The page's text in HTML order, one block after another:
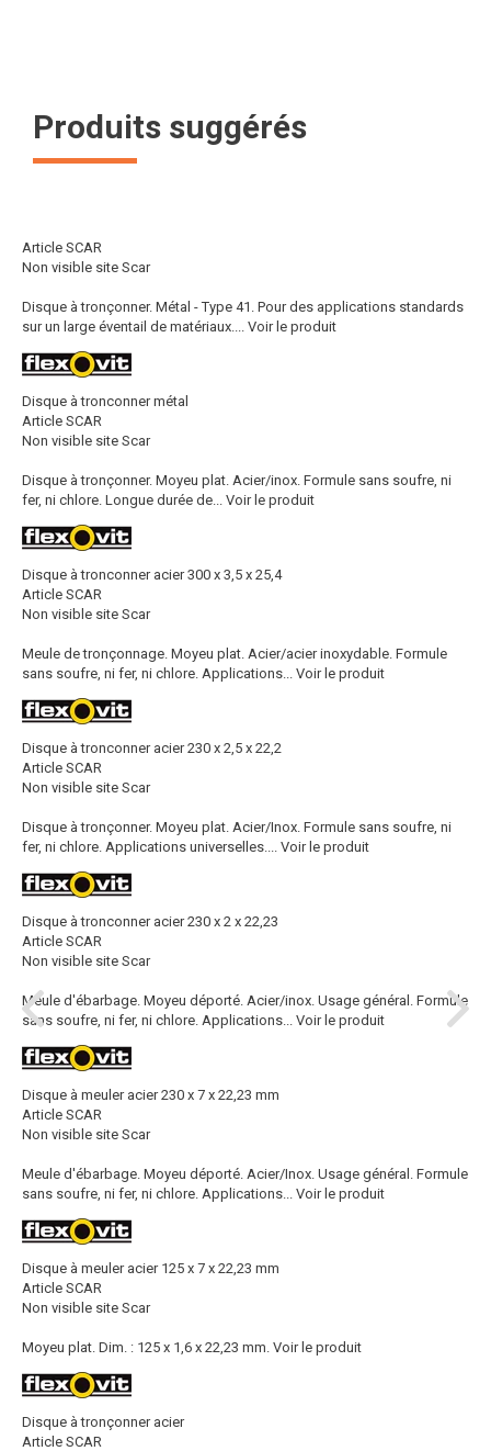
Produits suggérés
Article SCAR
Non visible site Scar
Disque à tronçonner. Métal - Type 41. Pour des applications standards
sur un large éventail de matériaux.... Voir le produit
Disque à tronconner métal
Article SCAR
Non visible site Scar
Disque à tronçonner. Moyeu plat. Acier/inox. Formule sans soufre, ni
fer, ni chlore. Longue durée de... Voir le produit
Disque à tronconner acier 300 x 3,5 x 25,4
Article SCAR
Non visible site Scar
Meule de tronçonnage. Moyeu plat. Acier/acier inoxydable. Formule
sans soufre, ni fer, ni chlore. Applications... Voir le produit
Disque à tronconner acier 230 x 2,5 x 22,2
Article SCAR
Non visible site Scar
Disque à tronçonner. Moyeu plat. Acier/Inox. Formule sans soufre, ni
fer, ni chlore. Applications universelles.... Voir le produit
Disque à tronconner acier 230 x 2 x 22,23
Article SCAR
Non visible site Scar
Meule d'ébarbage. Moyeu déporté. Acier/inox. Usage général. Formule
sans soufre, ni fer, ni chlore. Applications... Voir le produit
Disque à meuler acier 230 x 7 x 22,23 mm
Article SCAR
Non visible site Scar
Meule d'ébarbage. Moyeu déporté. Acier/Inox. Usage général. Formule
sans soufre, ni fer, ni chlore. Applications... Voir le produit
Disque à meuler acier 125 x 7 x 22,23 mm
Article SCAR
Non visible site Scar
Moyeu plat. Dim. : 125 x 1,6 x 22,23 mm. Voir le produit
Disque à tronçonner acier
Article SCAR